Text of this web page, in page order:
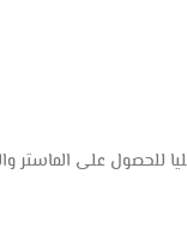
للحصول على الماستر